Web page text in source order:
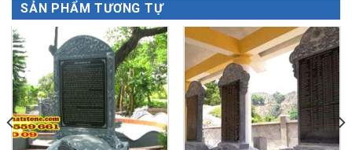
SẢN PHẨM TƯƠNG TỰ